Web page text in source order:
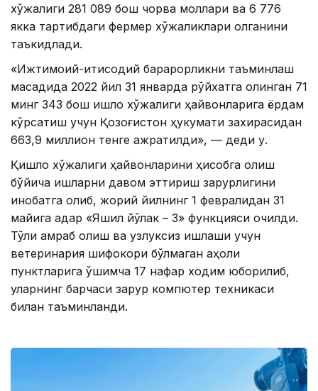
хўжалиги 281 089 бош чорва моллари ва 6 776
якка тартибдаги фермер хўжаликлари олганини
таъкидлади.
«Ижтимоий-иқтисодий барқарорликни таъминлаш
мақсадида 2022 йил 31 январда рўйхатга олинган 71
минг 343 бош қишлоқ хўжалиги ҳайвонларига ёрдам
кўрсатиш учун Қозоғистон ҳукумати захирасидан
663,9 миллион тенге ажратилди», — деди у.
Қишлоқ хўжалиги ҳайвонларини ҳисобга олиш
бўйича ишларни давом эттириш зарурлигини
инобатга олиб, жорий йилнинг 1 февралидан 31
майига қадар «Яшил йўлак – 3» функцияси очилди.
Тўлиқ қамраб олиш ва узлуксиз ишлаши учун
ветеринария шифокори бўлмаган аҳоли
пунктларига қўшимча 17 нафар ходим юборилиб,
уларнинг барчаси зарур компютер техникаси
билан таъминланди.